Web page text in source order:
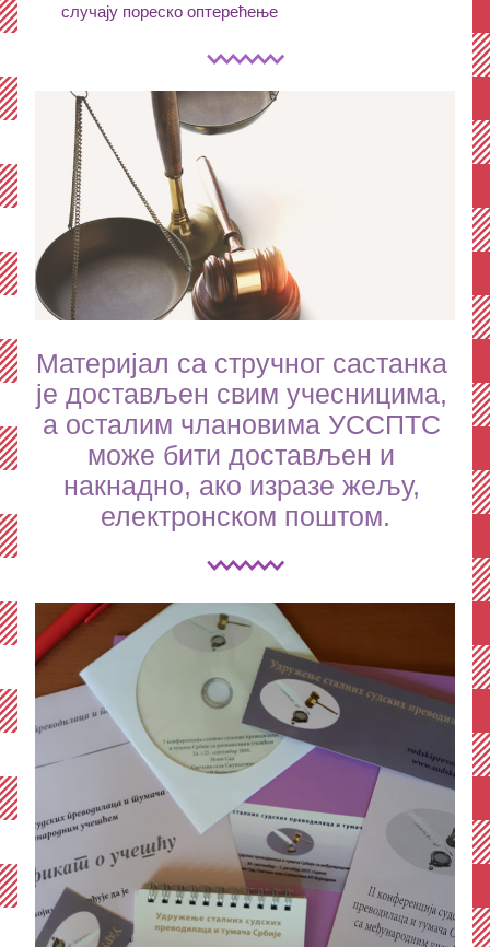
случају пореско оптерећење
Материјал са стручног састанка
је достављен свим учесницима,
а осталим члановима УССПТС
може бити достављен и
накнадно, ако изразе жељу,
електронском поштом.